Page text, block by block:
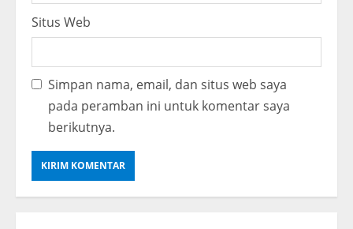
Situs Web
Simpan nama, email, dan situs web saya
pada peramban ini untuk komentar saya
berikutnya.